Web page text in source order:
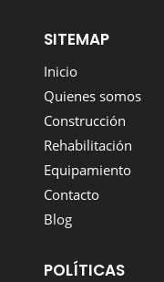
SITEMAP
Inicio
Quienes somos
Construcción
Rehabilitación
Equipamiento
Contacto
Blog
POLÍTICAS